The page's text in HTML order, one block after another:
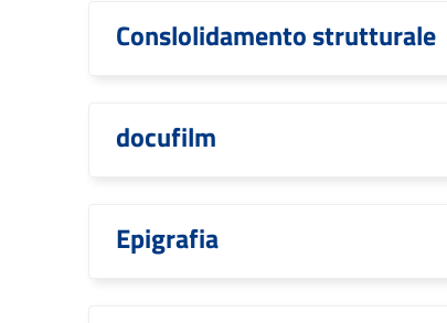
Conslolidamento strutturale
docufilm
Epigrafia